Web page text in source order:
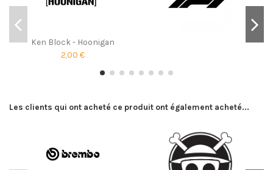
Ken Block - Hoonigan
2,00 €
Les clients qui ont acheté ce produit ont également acheté...